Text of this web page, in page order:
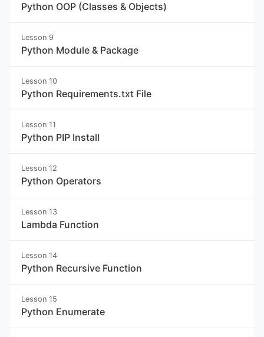
Python OOP (Classes & Objects)
Lesson 9
Python Module & Package
Lesson 10
Python Requirements.txt File
Lesson 11
Python PIP Install
Lesson 12
Python Operators
Lesson 13
Lambda Function
Lesson 14
Python Recursive Function
Lesson 15
Python Enumerate